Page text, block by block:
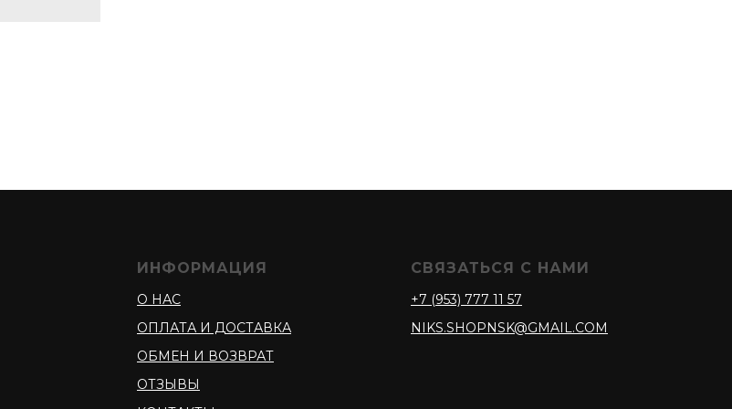
ИНФОРМАЦИЯ
О НАС
ОПЛАТА И ДОСТАВКА
ОБМЕН И ВОЗВРАТ
ОТЗЫВЫ
СВЯЗАТЬСЯ С НАМИ
+7 (953) 777 11 57
NIKS.SHOPNSK@GMAIL.COM